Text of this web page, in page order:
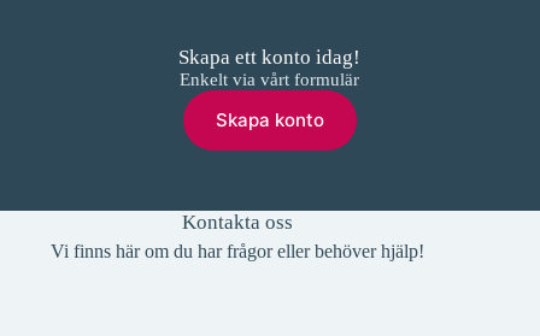
Skapa ett konto idag!
Enkelt via vårt formulär
Skapa konto
Kontakta oss
Vi finns här om du har frågor eller behöver hjälp!